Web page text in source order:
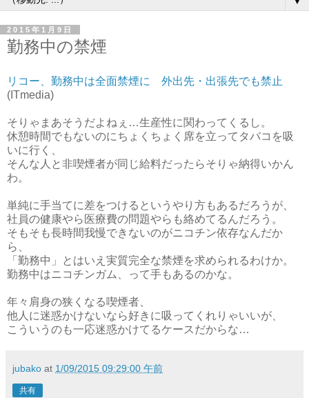
2015年1月9日
勤務中の禁煙
リコー、勤務中は全面禁煙に 外出先・出張先でも禁止
(ITmedia)
そりゃまあそうだよねぇ…生産性に関わってくるし。
休憩時間でもないのにちょくちょく席を立ってタバコを吸
いに行く、
そんな人と非喫煙者が同じ給料だったらそりゃ納得いかん
わ。
単純に手当てに差をつけるというやり方もあるだろうが、
社員の健康やら医療費の問題やらも絡めてるんだろう。
そもそも長時間我慢できないのがニコチン依存なんだか
ら、
「勤務中」とはいえ実質完全な禁煙を求められるわけか。
勤務中はニコチンガム、って手もあるのかな。
年々肩身の狭くなる喫煙者、
他人に迷惑かけないなら好きに吸ってくれりゃいいが、
こういうのも一応迷惑かけてるケースだからな…
jubako at 1/09/2015 09:29:00 午前
共有